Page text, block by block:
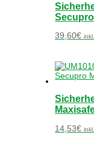
39,60€
14,53€